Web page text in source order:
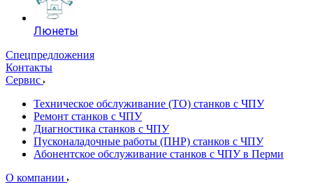
Люнеты
Спецпредложения
Контакты
Сервис
Техническое обслуживание (ТО) станков с ЧПУ
Ремонт станков с ЧПУ
Диагностика станков с ЧПУ
Пусконаладочные работы (ПНР) станков с ЧПУ
Абонентское обслуживание станков с ЧПУ в Перми
О компании